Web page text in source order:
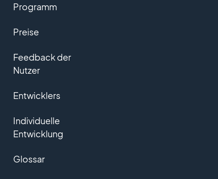
Programm
Preise
Feedback der
Nutzer
Entwicklers
Individuelle
Entwicklung
Glossar